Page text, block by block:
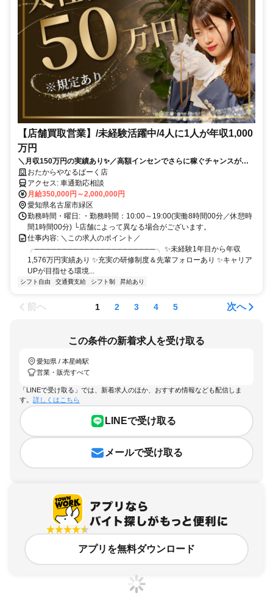
【店舗買取営業】/未経験活躍中/4人に1人が年収1,000
万円
＼月収150万円の実績あり✨／高額インセンでさらに稼ぐチャンスがあ
ります❗ ✨賞与年2回✨入社祝い金あり ✅テレアポなし！✅残業ほぼなし
✅土日希望休もOK✅女性も活躍中✅研修サポートも充実❗
おたからやなるぱーく店
アクセス: 車通勤応相談
月給350,000円～2,000,000円
愛知県名古屋市緑区
勤務時間・曜日: ・勤務時間：10:00～19:00(実働8時間00分／休憩時
間1時間00分) └店舗によって異なる場合がございます。
仕事内容: ＼この求人のポイント／
╭──────────────────────╮ ✨未経験1年目から年収
1,576万円実績あり ✨充実の研修制度＆先輩フォローあり ✨キャリア
UPが目指せる環境...
シフト自由 交通費支給 シフト制 昇給あり
前へ 1 2 3 4 5 次へ
この条件の新着求人を受け取る
愛知県 / 本星崎駅
営業・販売すべて
「LINEで受け取る」では、新着求人のほか、おすすめ情報なども配信しま
す。 詳しくはこちら
LINEで受け取る
メールで受け取る
アプリを無料ダウンロード